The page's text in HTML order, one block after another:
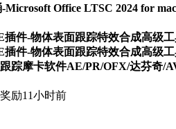
Microsoft Office LTSC 2024 for
插件-物体表面跟踪特效合成高级
插件-物体表面跟踪特效合成高级
踪摩卡软件AE/PR/OFX/达芬奇/
励11小时前